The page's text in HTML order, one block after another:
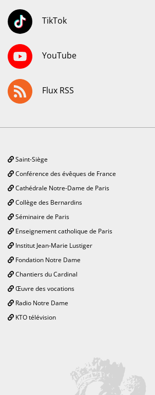
TikTok
YouTube
Flux RSS
Saint-Siège
Conférence des évêques de France
Cathédrale Notre-Dame de Paris
Collège des Bernardins
Séminaire de Paris
Enseignement catholique de Paris
Institut Jean-Marie Lustiger
Fondation Notre Dame
Chantiers du Cardinal
Œuvre des vocations
Radio Notre Dame
KTO télévision